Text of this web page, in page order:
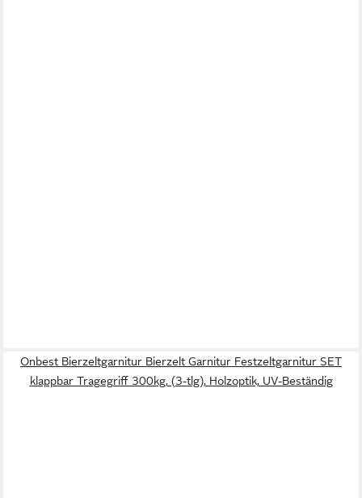
Onbest Bierzeltgarnitur Bierzelt Garnitur Festzeltgarnitur SET
klappbar Tragegriff 300kg, (3-tlg), Holzoptik, UV-Beständig